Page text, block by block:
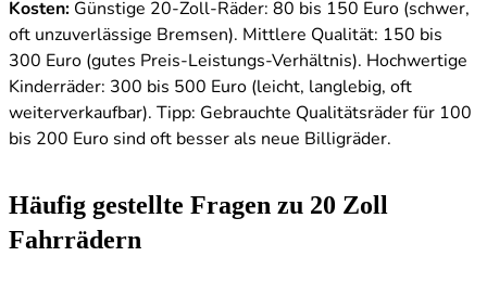
Kosten: Günstige 20-Zoll-Räder: 80 bis 150 Euro (schwer,
oft unzuverlässige Bremsen). Mittlere Qualität: 150 bis
300 Euro (gutes Preis-Leistungs-Verhältnis). Hochwertige
Kinderräder: 300 bis 500 Euro (leicht, langlebig, oft
weiterverkaufbar). Tipp: Gebrauchte Qualitätsräder für 100
bis 200 Euro sind oft besser als neue Billigräder.
Häufig gestellte Fragen zu 20 Zoll
Fahrrädern